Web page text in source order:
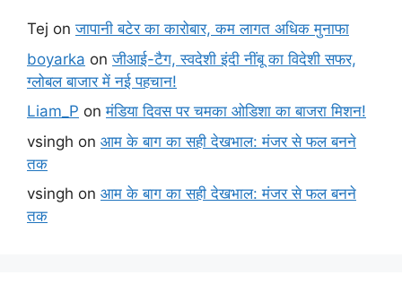
Tej onजापानी बटेर का कारोबार, कम लागत अधिक मुनाफा
boyarka onजीआई-टैग, स्वदेशी इंदी नींबू का विदेशी सफर,
ग्लोबल बाजार में नई पहचान!
Liam_P onमंडिया दिवस पर चमका ओडिशा का बाजरा मिशन!
vsingh on आम के बाग का सही देखभाल: मंजर से फल बनने
तक
vsingh on आम के बाग का सही देखभाल: मंजर से फल बनने
तक